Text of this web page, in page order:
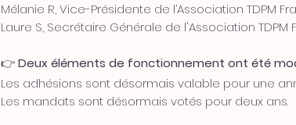
Mélanie R, Vice-Présidente de l’Association TDPM
Laure S, Secrétaire Générale de l'Association TDPM
👉Deux éléments de fonctionnement ont été
Les adhésions sont désormais valable pour une
Les mandats sont désormais votés pour deux ans.